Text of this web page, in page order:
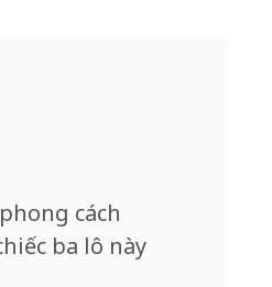
cách
ba lô này